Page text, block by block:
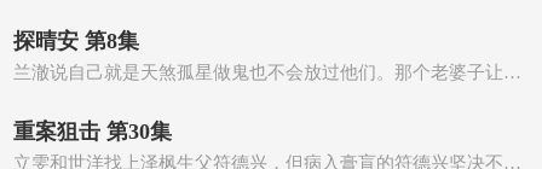
探晴安 第8集
兰澈说自己就是天煞孤星做鬼也不会放过他们。那个老婆子让人赶紧封棺材，楼明夜赶到用刀指着老婆子让她赶紧…
重案狙击 第30集
立雯和世洋找上泽枫生父符德兴，但病入膏肓的符德兴坚决不肯承认自己跟泽枫的关系。另一方面众人查出泽枫曾…